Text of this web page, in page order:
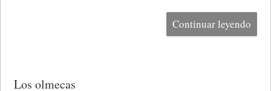
Continuar leyendo
Los olmecas